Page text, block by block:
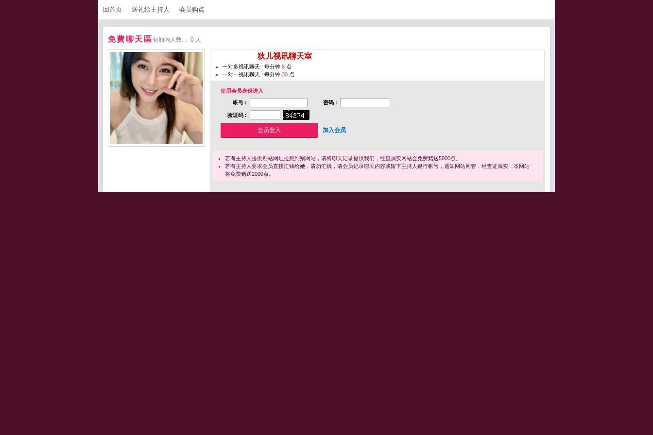
回首页 送礼给主持人 会员购点
免費聊天區包厢内人数 ： 0 人
狄儿视讯聊天室
一对多视讯聊天 : 每分钟 8 点
一对一视讯聊天 : 每分钟 30 点
使用会员身份进入
帐号 :
密码 :
验证码 :
加入会员
若有主持人提供别站网址拉您到别网站，请将聊天记录提供我们，经查属实网站会免费赠送5000点。
若有主持人要求会员直接汇钱给她，请勿汇钱，请会员记录聊天内容或留下主持人银行帐号，通知网站网管，经查证属实，本网站
将免费赠送2000点。